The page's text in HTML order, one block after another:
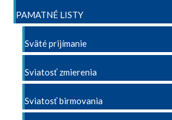
PAMATNÉ LISTY
Sväté prijímanie
Sviatosť zmierenia
Sviatosť birmovania